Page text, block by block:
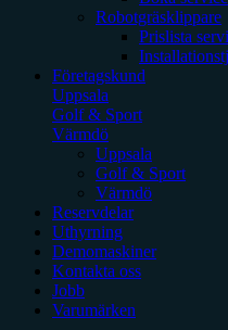
Robotgräsklippare
Prislista
Företagskund
Uppsala
Golf & Sport
Värmdö
Uppsala
Golf & Sport
Värmdö
Reservdelar
Uthyrning
Demomaskiner
Kontakta oss
Jobb
Varumärken